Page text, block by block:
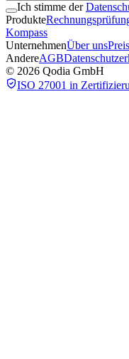
Ich stimme der
Produkte
Kompass
UnternehmenÜber uns
AndereAGB
© 2026 Qodia GmbH
ISO 27001 in